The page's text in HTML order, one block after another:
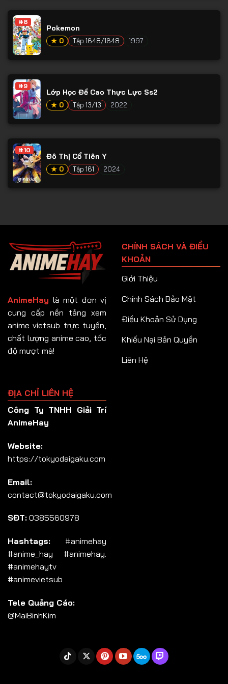
Tập 80
Tập 82
Tập 83
Tập 84
Tập 93
Tập 95
Tập 96
Tập 97
Tập 101
Tập 108
Tập 109
Tập 115
#8
Pokemon
★ 0 Tập 1648/1648 1997
#9
Lớp Học Đề Cao Thực Lực Ss2
★ 0 Tập 13/13 2022
#10
Đô Thị Cổ Tiên Y
★ 0 Tập 161 2024
AnimeHay là một đơn vị
cung cấp nền tảng xem
anime vietsub trực tuyến,
chất lượng anime cao, tốc
độ mượt mà!
CHÍNH SÁCH VÀ ĐIỀU
KHOẢN
Giới Thiệu
Chính Sách Bảo Mật
Điều Khoản Sử Dụng
Khiếu Nại Bản Quyền
Liên Hệ
ĐỊA CHỈ LIÊN HỆ
Công Ty TNHH Giải Trí
AnimeHay
Website:
https://tokyodaigaku.com
Email:
contact@tokyodaigaku.com
SĐT: 0385560978
Hashtags: #animehay
#anime_hay #animehay.
#animehaytv
#animevietsub
Tele Quảng Cáo:
@MaiBinhKim